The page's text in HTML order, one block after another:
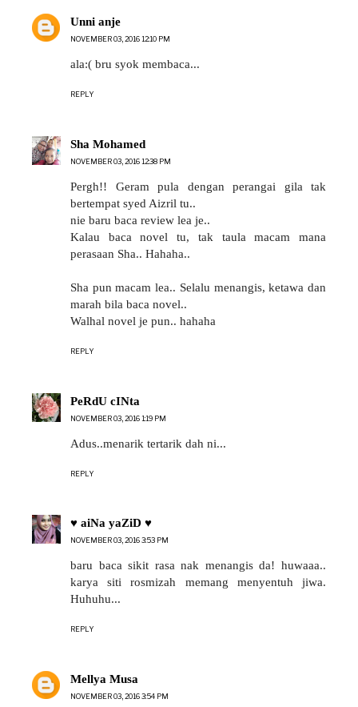
Unni anje
NOVEMBER 03, 2016 12:10 PM
ala:( bru syok membaca...
REPLY
Sha Mohamed
NOVEMBER 03, 2016 12:38 PM
Pergh!! Geram pula dengan perangai gila tak
bertempat syed Aizril tu..
nie baru baca review lea je..
Kalau baca novel tu, tak taula macam mana
perasaan Sha.. Hahaha..
Sha pun macam lea.. Selalu menangis, ketawa dan
marah bila baca novel..
Walhal novel je pun.. hahaha
REPLY
PeRdU cINta
NOVEMBER 03, 2016 1:19 PM
Adus..menarik tertarik dah ni...
REPLY
♥ aiNa yaZiD ♥
NOVEMBER 03, 2016 3:53 PM
baru baca sikit rasa nak menangis da! huwaaa..
karya siti rosmizah memang menyentuh jiwa.
Huhuhu...
REPLY
Mellya Musa
NOVEMBER 03, 2016 3:54 PM